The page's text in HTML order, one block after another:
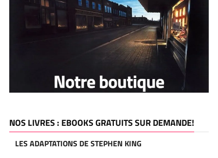
NOS LIVRES : EBOOKS GRATUITS SUR DEMANDE!
LES ADAPTATIONS DE STEPHEN KING